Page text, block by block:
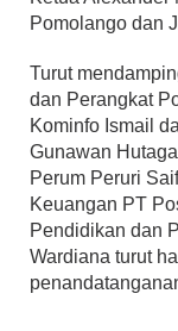
Pomolango dan
Turut
dan Perangkat
Kominfo Ismail
Gunawan
Perum Peruri
Keuangan PT
Pendidikan dan
Wardiana turut